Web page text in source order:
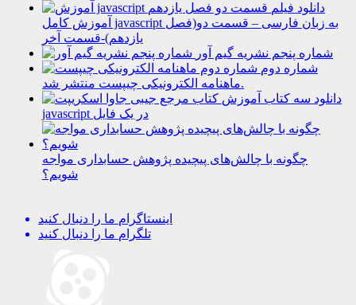
دانلود فیلم
آموزش کامل javascript به زبان فارسی – قسمت دو(فصل
یازدهم)-قسمت آخر
شماره پنجم نشریه گیم آور
شماره دوم
ماهنامه الکترونیکی چیپست منتشر شد.
دانلود سه کتاب آموزش
javascript در یک فایل
چگونه با چالش‌های پیچیده پژوهش حسابداری مواجه‌
شویم؟
اینستاگرام ما را دنبال کنید
تلگرام ما را دنبال کنید